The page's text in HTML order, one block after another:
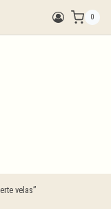
0
velas”